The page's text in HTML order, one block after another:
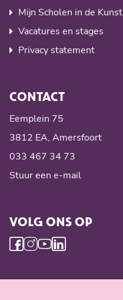
Mijn Scholen in de Kunst
Vacatures en stages
Privacy statement
CONTACT
Eemplein 75
3812 EA, Amersfoort
033 467 34 73
Stuur een e-mail
VOLG ONS OP